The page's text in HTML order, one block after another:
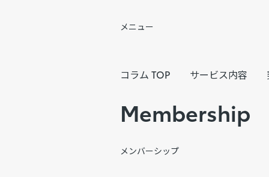
メニュー
コラム TOP サービス内容
Membership
メンバーシップ